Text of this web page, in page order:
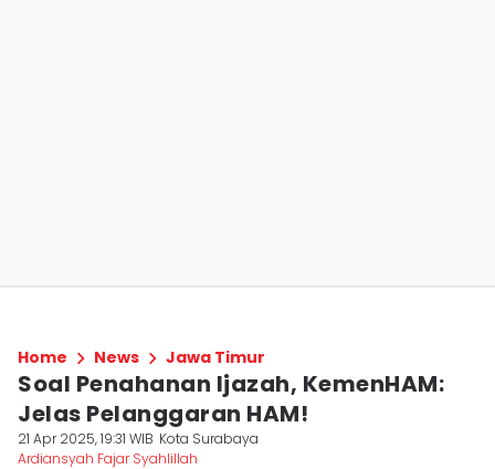
Home News Jawa Timur
Soal Penahanan Ijazah, KemenHAM:
Jelas Pelanggaran HAM!
21 Apr 2025, 19:31 WIB Kota Surabaya
Ardiansyah Fajar Syahlillah